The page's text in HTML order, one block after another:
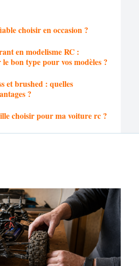
choisir en occasion ?
en modelisme RC :
bon type pour vos modèles ?
et brushed : quelles
?
choisir pour ma voiture rc ?